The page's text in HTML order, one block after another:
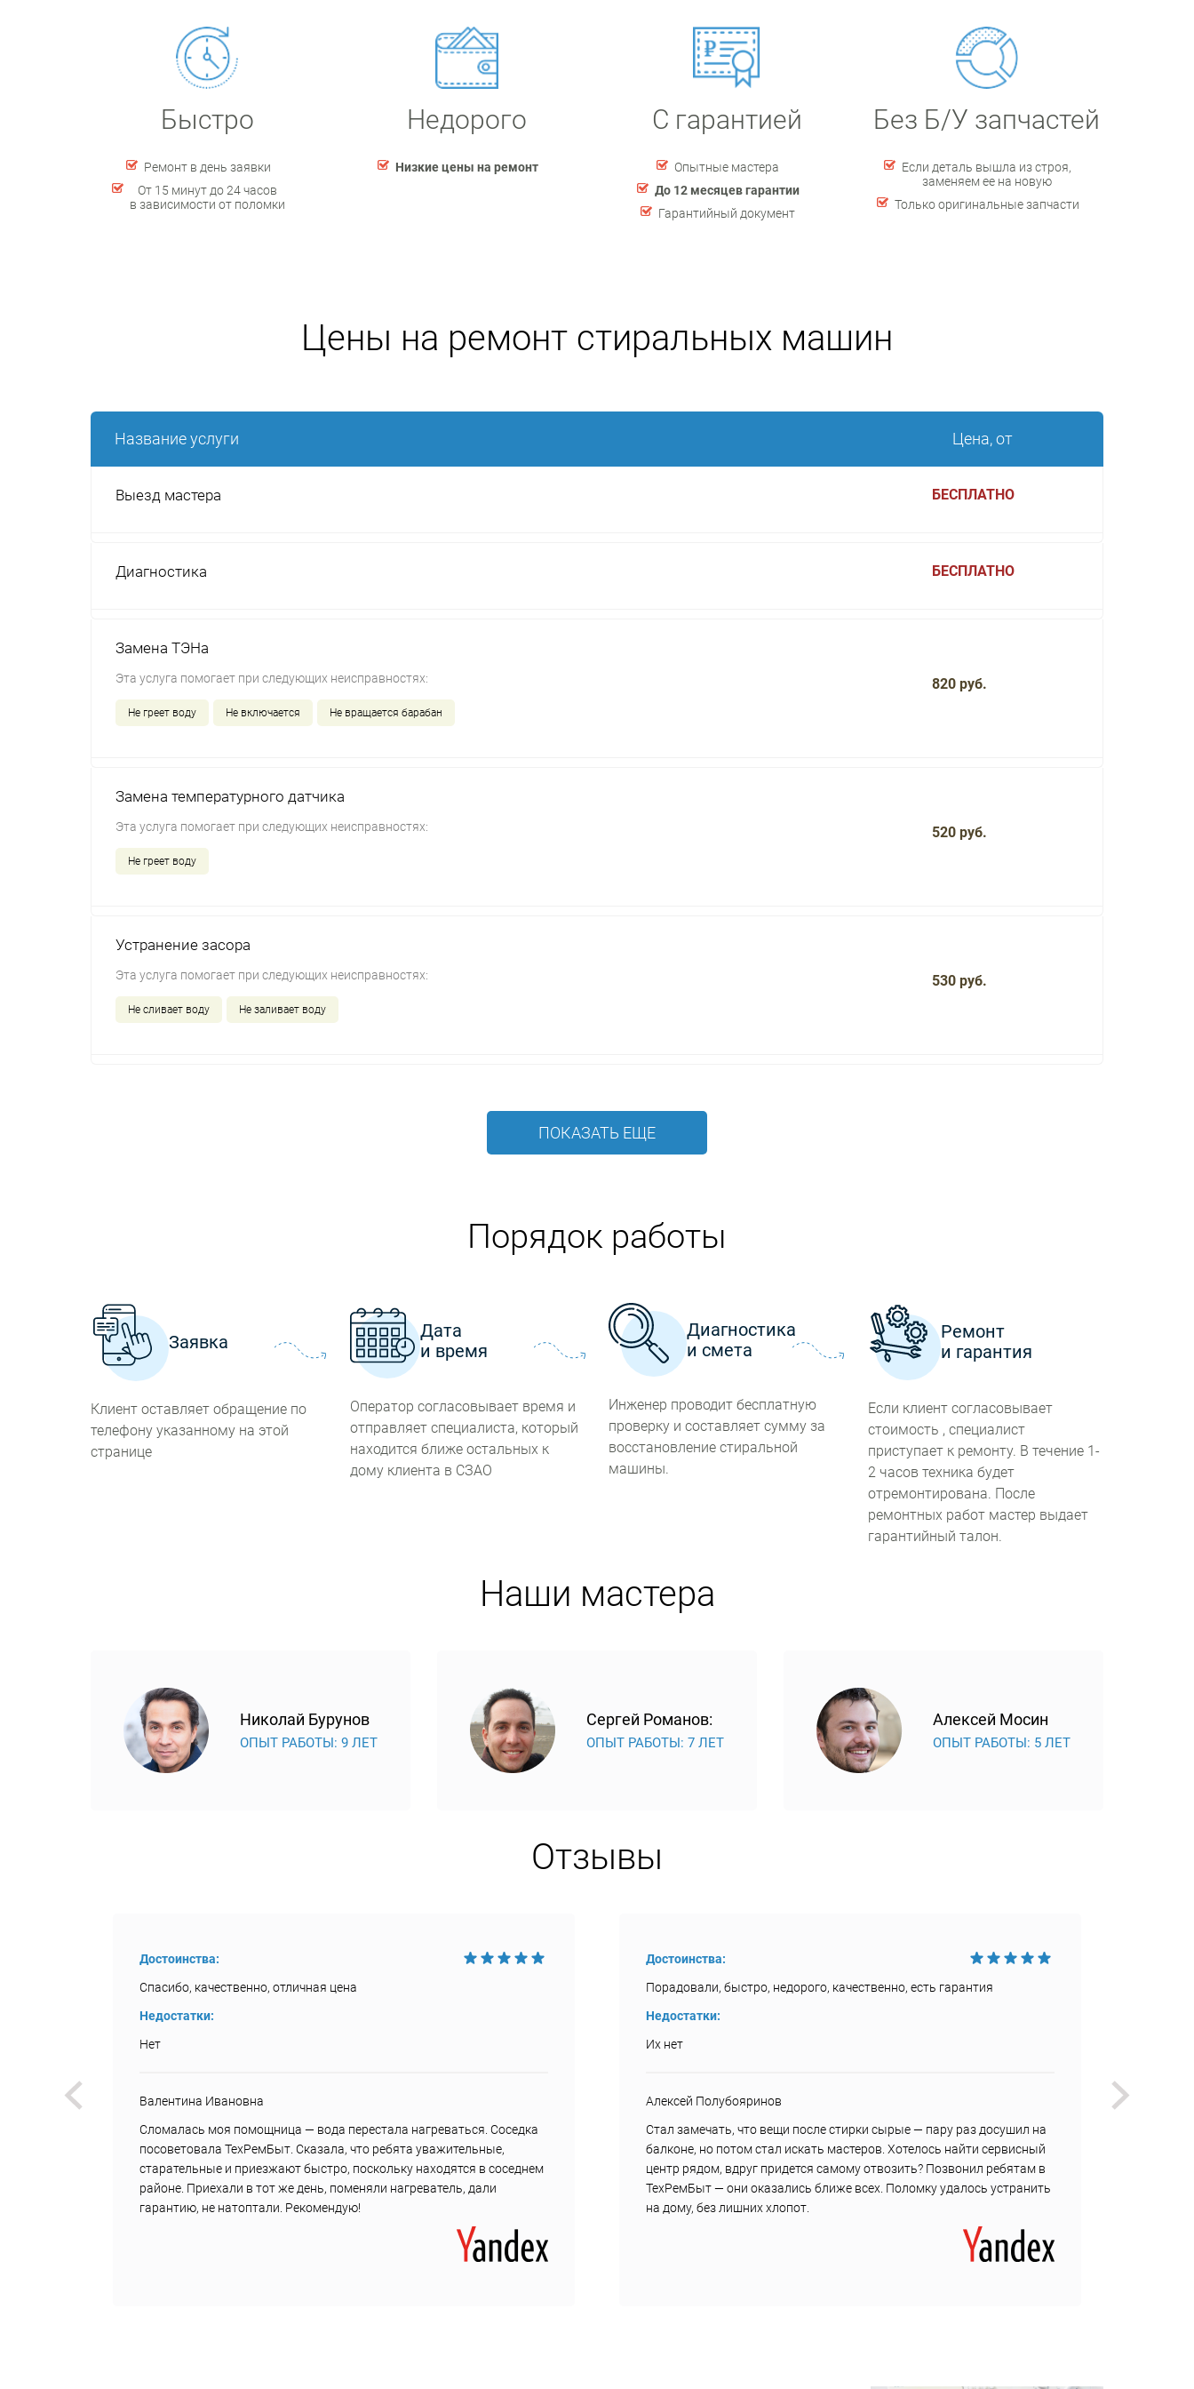
Быстро
Ремонт в день заявки
От 15 минут до 24 часов
в зависимости от поломки
Недорого
Низкие цены на ремонт
С гарантией
Опытные мастера
До 12 месяцев гарантии
Гарантийный документ
Без Б/У запчастей
Если деталь вышла из строя,
заменяем ее на новую
Только оригинальные запчасти
Цены на ремонт стиральных машин
Название услуги Цена, от
Выезд мастера БЕСПЛАТНО
Диагностика БЕСПЛАТНО
Замена ТЭНа
Эта услуга помогает при следующих неисправностях:
Не греет воду Не включается Не вращается барабан
820 руб.
Замена температурного датчика
Эта услуга помогает при следующих неисправностях:
Не греет воду
520 руб.
Устранение засора
Эта услуга помогает при следующих неисправностях:
Не сливает воду Не заливает воду
530 руб.
ПОКАЗАТЬ ЕЩЕ
Порядок работы
Заявка
Клиент оставляет обращение по
телефону указанному на этой
странице
Дата
и время
Оператор согласовывает время и
отправляет специалиста, который
находится ближе остальных к
дому клиента в СЗАО
Диагностика
и смета
Инженер проводит бесплатную
проверку и составляет сумму за
восстановление стиральной
машины.
Ремонт
и гарантия
Если клиент согласовывает
стоимость , специалист
приступает к ремонту. В течение 1-
2 часов техника будет
отремонтирована. После
ремонтных работ мастер выдает
гарантийный талон.
Наши мастера
Николай Бурунов
ОПЫТ РАБОТЫ: 9 ЛЕТ
Сергей Романов:
ОПЫТ РАБОТЫ: 7 ЛЕТ
Алексей Мосин
ОПЫТ РАБОТЫ: 5 ЛЕТ
Отзывы
Достоинства:
Спасибо, качественно, отличная цена
Недостатки:
Нет
Валентина Ивановна
Сломалась моя помощница — вода перестала нагреваться. Соседка
посоветовала ТехРемБыт. Сказала, что ребята уважительные,
старательные и приезжают быстро, поскольку находятся в соседнем
районе. Приехали в тот же день, поменяли нагреватель, дали
гарантию, не натоптали. Рекомендую!
Достоинства:
Порадовали, быстро, недорого, качественно, есть гарантия
Недостатки:
Их нет
Алексей Полубояринов
Стал замечать, что вещи после стирки сырые — пару раз досушил на
балконе, но потом стал искать мастеров. Хотелось найти сервисный
центр рядом, вдруг придется самому отвозить? Позвонил ребятам в
ТехРемБыт — они оказались ближе всех. Поломку удалось устранить
на дому, без лишних хлопот.